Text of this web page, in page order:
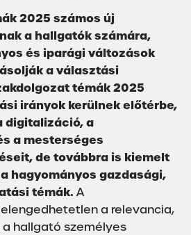
2025 számos új
a hallgatók számára,
és iparági változások
a választási
témák 2025
irányok kerülnek előtérbe,
digitalizáció, a
a mesterséges
de továbbra is kiemelt
hagyományos gazdasági,
témák. A
a relevancia,
hallgató személyes